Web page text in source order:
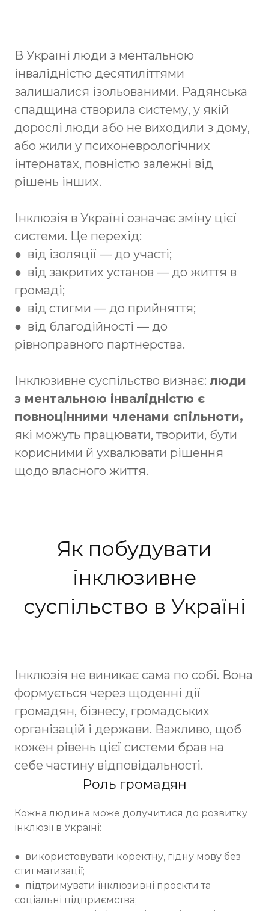
В Україні люди з ментальною
інвалідністю десятиліттями
залишалися ізольованими. Радянська
спадщина створила систему, у якій
дорослі люди або не виходили з дому,
або жили у психоневрологічних
інтернатах, повністю залежні від
рішень інших.
Інклюзія в Україні означає зміну цієї
системи. Це перехід:
● від ізоляції — до участі;
● від закритих установ — до життя в
громаді;
● від стигми — до прийняття;
● від благодійності — до
рівноправного партнерства.
Інклюзивне суспільство визнає: люди
з ментальною інвалідністю є
повноцінними членами спільноти,
які можуть працювати, творити, бути
корисними й ухвалювати рішення
щодо власного життя.
Як побудувати
інклюзивне
суспільство в Україні
Інклюзія не виникає сама по собі. Вона
формується через щоденні дії
громадян, бізнесу, громадських
організацій і держави. Важливо, щоб
кожен рівень цієї системи брав на
себе частину відповідальності.
Роль громадян
Кожна людина може долучитися до розвитку
інклюзії в Україні:
● використовувати коректну, гідну мову без
стигматизації;
● підтримувати інклюзивні проєкти та
соціальні підприємства;